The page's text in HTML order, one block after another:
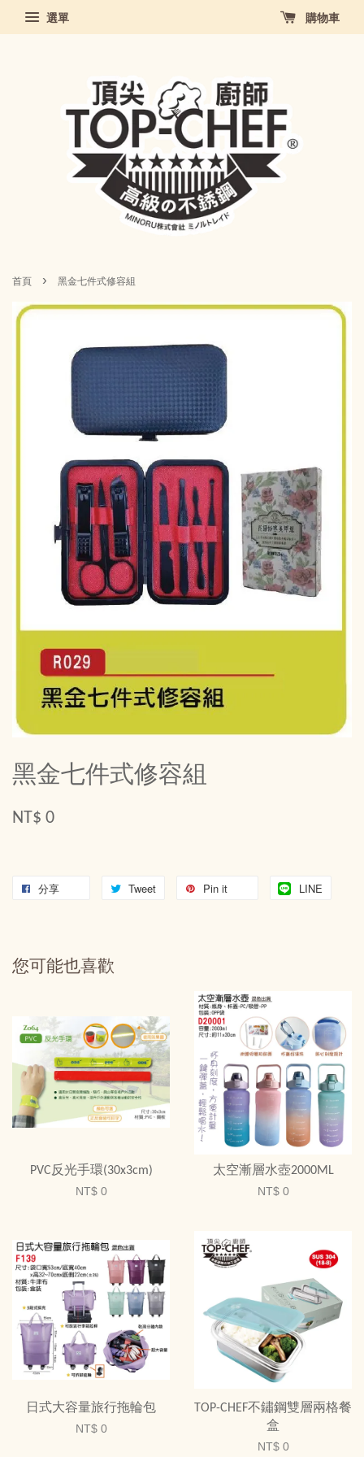
選單 購物車
首頁 › 黑金七件式修容組
黑金七件式修容組
NT$ 0
分享 Tweet Pin it LINE
您可能也喜歡
PVC反光手環(30x3cm)
NT$ 0
太空漸層水壺2000ML
NT$ 0
日式大容量旅行拖輪包
NT$ 0
TOP-CHEF不鏽鋼雙層兩格餐
盒
NT$ 0